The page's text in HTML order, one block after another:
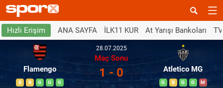
Hızlı Erişim ANA SAYFA İLK11 KUR At Yarışı Bankoları
Flamengo
B B G G G
28.07.2025
Maç Sonu
1 - 0 Atletico MG
G B G G M